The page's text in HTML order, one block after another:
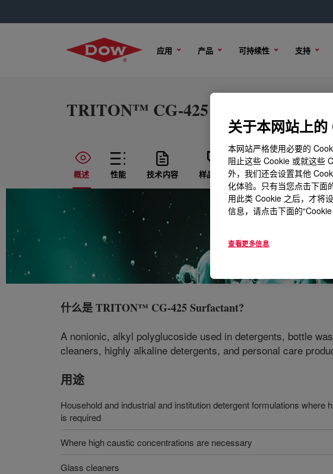
应用 产品 可持续性 支持
TRITON™ CG-425 Surfactant
概述 性能 技术内容 样品选项 购买选项
什么是TRITON™ CG-425 Surfactant?
A nonionic, alkyl polyglucoside used in detergents, bottle
cleaners, highly alkaline detergents, and personal care
用途
Household and industrial and institution detergent formulations where
is required
Where high caustic concentrations are necessary
Glass cleaners
关于本网站上
本网站严格使用必要的
阻止这些 Cookie 或就这些
外，我们还会设置其他
化体验。只有当您点击下面
用此类 Cookie 之后，才将
信息，请点击下面的
查看更多信息